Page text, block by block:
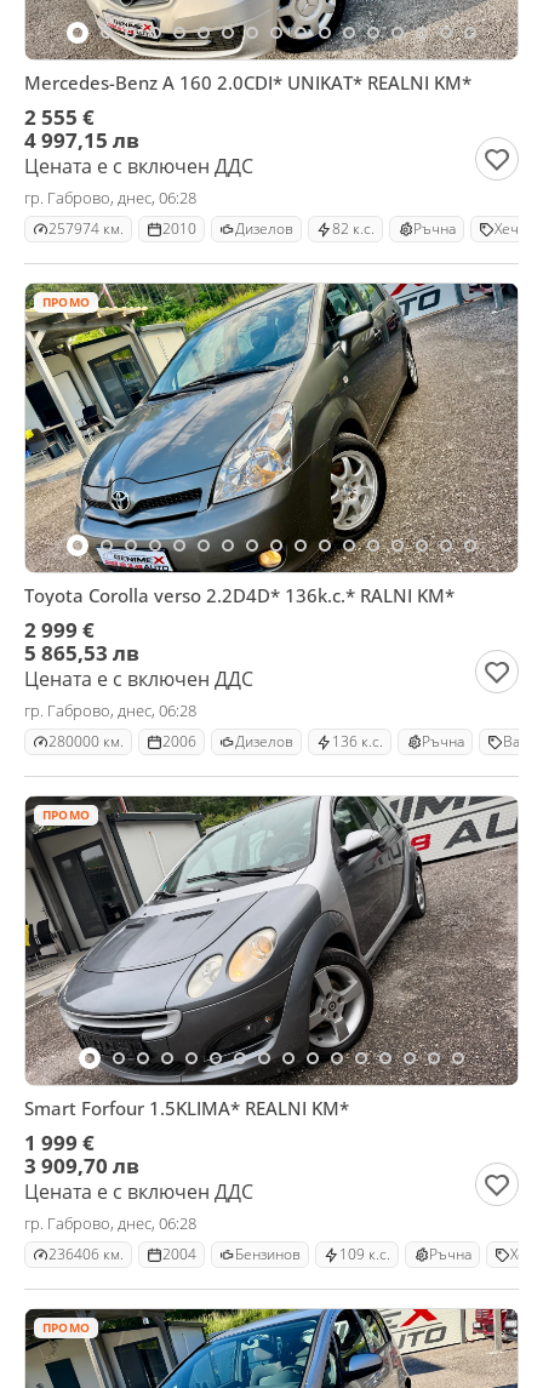
Mercedes-Benz A 160 2.0CDI* UNIKAT* REALNI KM*
2 555 €
4 997,15 лв
Цената е с включен ДДС
гр. Габрово, днес, 06:28
257974 км. 2010 Дизелов 82 к.с. Ръчна Хечбек
ПРОМО
Toyota Corolla verso 2.2D4D* 136k.c.* RALNI KM*
2 999 €
5 865,53 лв
Цената е с включен ДДС
гр. Габрово, днес, 06:28
280000 км. 2006 Дизелов 136 к.с. Ръчна Ван
ПРОМО
Smart Forfour 1.5KLIMA* REALNI KM*
1 999 €
3 909,70 лв
Цената е с включен ДДС
гр. Габрово, днес, 06:28
236406 км. 2004 Бензинов 109 к.с. Ръчна
ПРОМО